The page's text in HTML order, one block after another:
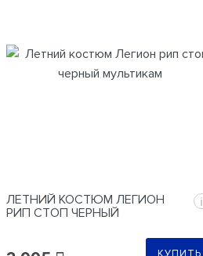
ЛЕТНИЙ КОСТЮМ ЛЕГИОН
РИП СТОП ЧЕРНЫЙ
i